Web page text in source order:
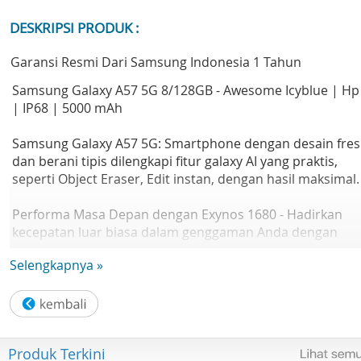
DESKRIPSI PRODUK :
Garansi Resmi Dari Samsung Indonesia 1 Tahun
Samsung Galaxy A57 5G 8/128GB - Awesome Icyblue | Hp
| IP68 | 5000 mAh
Samsung Galaxy A57 5G: Smartphone dengan desain
dan berani tipis dilengkapi fitur galaxy AI yang praktis,
seperti Object Eraser, Edit instan, dengan hasil maksimal.
Performa Masa Depan dengan Exynos 1680 - Hadirkan
kecepatan luar biasa dalam genggaman Anda dengan
dan penyimpanan internal hingga 256GB, Galaxy A57 5G
multitasking tanpa hambatan, memberikan performa
efisien untuk gaya hidup digital Anda.
Desain Ultra Slim dengan Layar Super AMOLED 1,900
Selengkapnya »
Produk Terkini